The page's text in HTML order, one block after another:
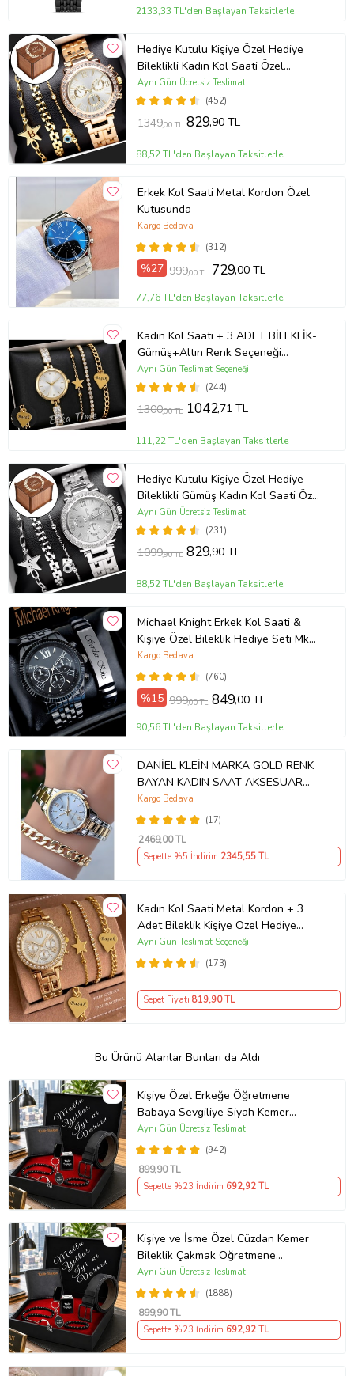
2133,33 TL'den Başlayan Taksitlerle
Hediye Kutulu Kişiye Özel Hediye
Bileklikli Kadın Kol Saati Özel
Kutusunda (Gold)
(452)
Aynı Gün Ücretsiz Teslimat
1349,00 TL 829,90 TL
88,52 TL'den Başlayan Taksitlerle
Erkek Kol Saati Metal Kordon Özel
Kutusunda
(312)
Kargo Bedava
%27 999,00 TL 729,00 TL
77,76 TL'den Başlayan Taksitlerle
Kadın Kol Saati + 3 ADET BİLEKLİK-
Gümüş+Altın Renk Seçeneği
ayarlanabilir kordon Kadın Kol Saati
BİLEKLİK HEDİYE Altın Renk - Kız
Arkadaşa hediye (Altın)
(244)
Aynı Gün Teslimat Seçeneği
1300,00 TL 1042,71 TL
111,22 TL'den Başlayan Taksitlerle
Hediye Kutulu Kişiye Özel Hediye
Bileklikli Gümüş Kadın Kol Saati Özel
Kutusunda (Gümüş)
(231)
Aynı Gün Ücretsiz Teslimat
1099,90 TL 829,90 TL
88,52 TL'den Başlayan Taksitlerle
Michael Knight Erkek Kol Saati &
Kişiye Özel Bileklik Hediye Seti Mk
SiyahİçiGümüş
(760)
Kargo Bedava
%15 999,00 TL 849,00 TL
90,56 TL'den Başlayan Taksitlerle
DANİEL KLEİN MARKA GOLD RENK
BAYAN KADIN SAAT AKSESUAR
BİLEKLİK HEDİYELİ
(17)
Kargo Bedava
2469,00 TL
Sepette %5 İndirim 2345,55 TL
Kadın Kol Saati Metal Kordon + 3
Adet Bileklik Kişiye Özel Hediye
Kadına hediye Kız arkadaşa hediye
(173)
Aynı Gün Teslimat Seçeneği
Sepet Fiyatı 819,90 TL
Bu Ürünü Alanlar Bunları da Aldı
Kişiye Özel Erkeğe Öğretmene
Babaya Sevgiliye Siyah Kemer
Cüzdan Çakmak Seti Hediye Seti
(942)
Aynı Gün Ücretsiz Teslimat
899,90 TL
Sepette %23 İndirim 692,92 TL
Kişiye ve İsme Özel Cüzdan Kemer
Bileklik Çakmak Öğretmene
Sevgiliye Babaya Arkadaşa Hediye
Seti
(1888)
Aynı Gün Ücretsiz Teslimat
899,90 TL
Sepette %23 İndirim 692,92 TL